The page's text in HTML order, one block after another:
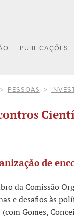
PUBLICAÇÕES
PESSOAS
de
da Comissão
e desafios às
(com Gomes,